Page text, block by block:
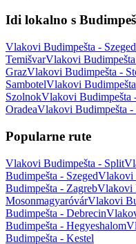
Idi lokalno s
Vlakovi Budimpešta - Szeged
TemišvarVlakovi Budimpešta
GrazVlakovi Budimpešta -
SambotelVlakovi
SzolnokVlakovi Budimpešta
OradeaVlakovi Budimpešta -
Popularne rute
Vlakovi Budimpešta - Split
Budimpešta - SzegedVlakovi
Budimpešta - ZagrebVlakovi
MosonmagyaróvárVlakovi
Budimpešta - Debrecin
Budimpešta - Hegyeshalom
Budimpešta - Kestel